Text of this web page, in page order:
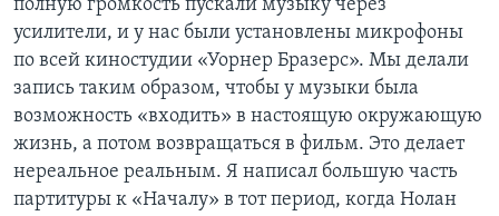
полную громкость пускали музыку через
усилители, и у нас были установлены микрофоны
по всей киностудии «Уорнер Бразерс». Мы делали
запись таким образом, чтобы у музыки была
возможность «входить» в настоящую окружающую
жизнь, а потом возвращаться в фильм. Это делает
нереальное реальным. Я написал большую часть
партитуры к «Началу» в тот период, когда Нолан